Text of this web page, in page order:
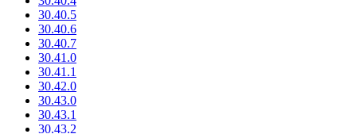
30.40.5
30.40.6
30.40.7
30.41.0
30.41.1
30.42.0
30.43.0
30.43.1
30.43.2